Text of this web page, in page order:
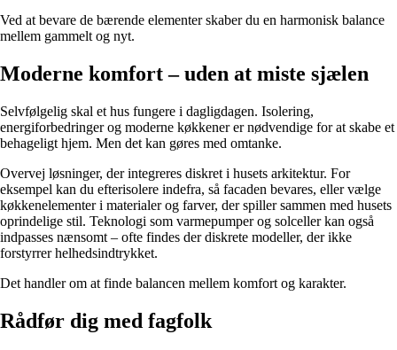
Ved at bevare de bærende elementer skaber du en harmonisk balance
mellem gammelt og nyt.
Moderne komfort – uden at miste sjælen
Selvfølgelig skal et hus fungere i dagligdagen. Isolering,
energiforbedringer og moderne køkkener er nødvendige for at skabe et
behageligt hjem. Men det kan gøres med omtanke.
Overvej løsninger, der integreres diskret i husets arkitektur. For
eksempel kan du efterisolere indefra, så facaden bevares, eller vælge
køkkenelementer i materialer og farver, der spiller sammen med husets
oprindelige stil. Teknologi som varmepumper og solceller kan også
indpasses nænsomt – ofte findes der diskrete modeller, der ikke
forstyrrer helhedsindtrykket.
Det handler om at finde balancen mellem komfort og karakter.
Rådfør dig med fagfolk